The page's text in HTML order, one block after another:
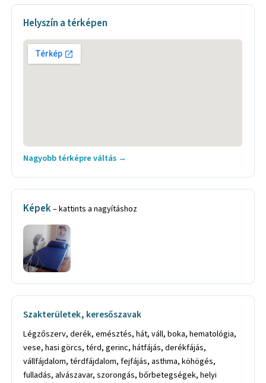
Helyszín a térképen
Nagyobb térképre váltás →
Képek– kattints a nagyításhoz
Szakterületek, keresőszavak
Légzőszerv, derék, emésztés, hát, váll, boka, hematológia,
vese, hasi görcs, térd, gerinc, hátfájás, derékfájás,
vállfájdalom, térdfájdalom, fejfájás, asthma, köhögés,
fulladás, alvászavar, szorongás, bőrbetegségek, helyi